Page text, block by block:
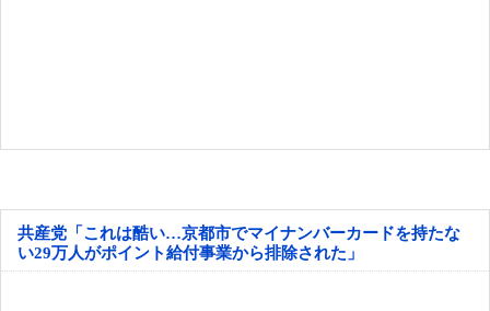
共産党「これは酷い…京都市でマイナンバーカードを持たな
い29万人がポイント給付事業から排除された」